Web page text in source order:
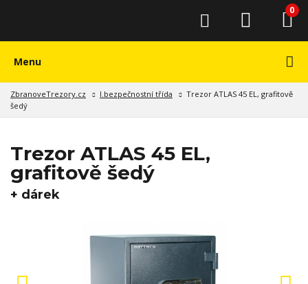
0
Menu
ZbranoveTrezory.cz I.bezpečnostní třída
Trezor ATLAS 45 EL, grafitově
šedý
Trezor ATLAS 45 EL,
grafitově šedý
+ dárek